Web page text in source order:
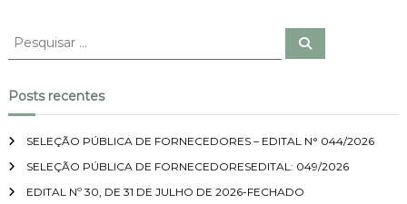
P
o
s
t
P
q
u
s
a
r
P
s
Posts recentes
SELEÇÃO PÚBLICA DE FORNECEDORES – EDITAL N° 044/2026
SELEÇÃO PÚBLICA DE FORNECEDORESEDITAL: 049/2026
EDITAL Nº 30, DE 31 DE JULHO DE 2026-FECHADO